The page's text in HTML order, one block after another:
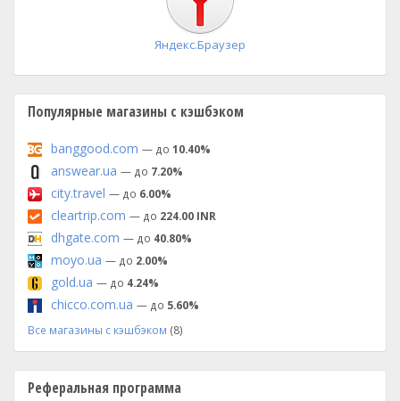
Яндекс.Браузер
Популярные магазины с кэшбэком
banggood.com — до 10.40%
answear.ua — до 7.20%
city.travel — до 6.00%
cleartrip.com — до 224.00 INR
dhgate.com — до 40.80%
moyo.ua — до 2.00%
gold.ua — до 4.24%
chicco.com.ua — до 5.60%
Все магазины с кэшбэком (8)
Реферальная программа